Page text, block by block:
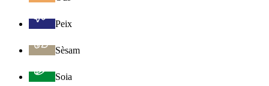
Peix
Sèsam
Soia